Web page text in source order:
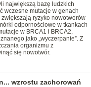
największą bazę ludzkich
wczesne mutacje w genach
ryzyko nowotworów
odpornościowe w tkankach
w BRCA1 i BRCA2,
jako „wyczerpanie”. Z
organizmu z
się nowotwór.
wzrostu zachorowań